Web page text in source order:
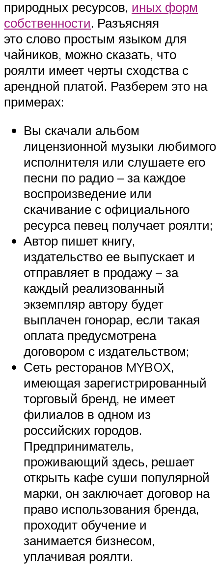
природных ресурсов, иных форм
собственности. Разъясняя
это слово простым языком для
чайников, можно сказать, что
роялти имеет черты сходства с
арендной платой. Разберем это на
примерах:
Вы скачали альбом
лицензионной музыки любимого
исполнителя или слушаете его
песни по радио – за каждое
воспроизведение или
скачивание с официального
ресурса певец получает роялти;
Автор пишет книгу,
издательство ее выпускает и
отправляет в продажу – за
каждый реализованный
экземпляр автору будет
выплачен гонорар, если такая
оплата предусмотрена
договором с издательством;
Сеть ресторанов MYBOX,
имеющая зарегистрированный
торговый бренд, не имеет
филиалов в одном из
российских городов.
Предприниматель,
проживающий здесь, решает
открыть кафе суши популярной
марки, он заключает договор на
право использования бренда,
проходит обучение и
занимается бизнесом,
уплачивая роялти.